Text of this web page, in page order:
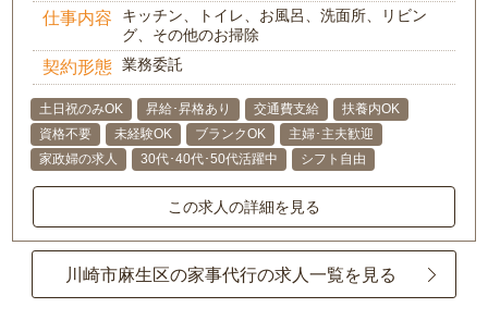
仕事内容
キッチン、トイレ、お風呂、洗面所、リビン
グ、その他のお掃除
契約形態 業務委託
土日祝のみOK 昇給･昇格あり 交通費支給
扶養内OK
資格不要
未経験OK ブランクOK
主婦･主夫歓迎
家政婦の求人
30代･40代･50代活躍中 シフト自由
この求人の詳細を見る
川崎市麻生区の家事代行の求人一覧を見る